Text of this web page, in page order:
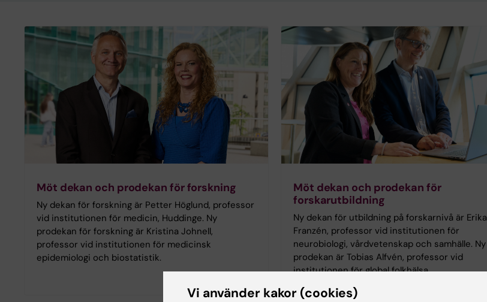
Möt dekan och prodekan för forskning
Ny dekan för forskning är Petter Höglund, professor
vid institutionen för medicin, Huddinge. Ny
prodekan för forskning är Kristina Johnell,
professor vid institutionen för medicinsk
epidemiologi och biostatistik.
Möt dekan och prodekan för
forskarutbildning
Ny dekan för utbildning på forskarnivå är Erika
Franzén, professor vid institutionen för
neurobiologi, vårdvetenskap och samhälle. Ny
prodekan är Tobias Alfvén, professor vid
institutionen för global folkhälsa.
Vi använder kakor (cookies)